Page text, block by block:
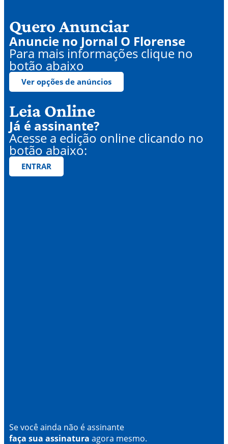
Quero Anunciar
Anuncie no Jornal O Florense
Para mais informações clique no
botão abaixo
Ver opções de anúncios
Leia Online
Já é assinante?
Acesse a edição online clicando no
botão abaixo:
ENTRAR
Se você ainda não é assinante
faça sua assinatura agora mesmo.